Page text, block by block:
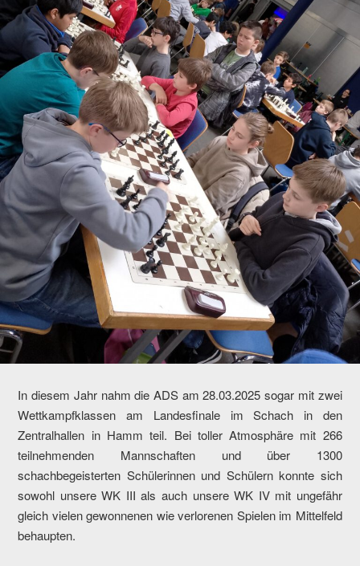
In diesem Jahr nahm die ADS am 28.03.2025 sogar mit zwei
Wettkampfklassen am Landesfinale im Schach in den
Zentralhallen in Hamm teil. Bei toller Atmosphäre mit 266
teilnehmenden Mannschaften und über 1300
schachbegeisterten Schülerinnen und Schülern konnte sich
sowohl unsere WK III als auch unsere WK IV mit ungefähr
gleich vielen gewonnenen wie verlorenen Spielen im Mittelfeld
behaupten.